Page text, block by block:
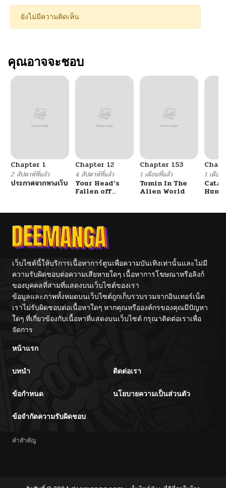
ยังไม่มีความคิดเห็น
คุณอาจจะชอบ
Chapter 1
2 สัปดาห์ที่แล้ว
ประกาศจากทางเว็บ
Chapter 12
4 สัปดาห์ที่แล้ว
Your Head’s
Fallen off
Chapter 153
1 เดือนที่แล้ว
Tomin In The
Alien World
1 เดือน
เว็บไซต์นี้ให้บริการเนื้อหาการ์ตูนเพื่อความบันเทิงเท่านั้นและไม่มี
ความรับผิดชอบต่อความเสียหายใดๆ เนื้อหาการโฆษณาหรือลิงก์
ของบุคคลที่สามที่แสดงบนเว็บไซต์ของเรา
ข้อมูลและภาพทั้งหมดบนเว็บไซต์ถูกเก็บรวบรวมจากอินเทอร์เน็ต
เราไม่รับผิดชอบต่อเนื้อหาใดๆ หากคุณหรือองค์กรของคุณมีปัญหา
ใดๆ ที่เกี่ยวข้องกับเนื้อหาที่แสดงบนเว็บไซต์ กรุณาติดต่อเราเพื่อ
จัดการ
หน้าแรก
บทนำ ติดต่อเรา
ข้อกำหนด นโยบายความเป็นส่วนตัว
ข้อจำกัดความรับผิดชอบ
คำสำคัญ